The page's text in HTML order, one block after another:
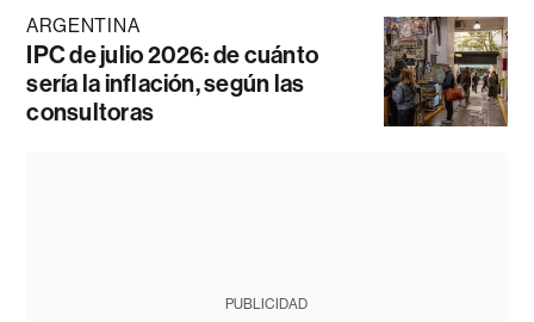
ARGENTINA
IPC de julio 2026: de cuánto
sería la inflación, según las
consultoras
PUBLICIDAD